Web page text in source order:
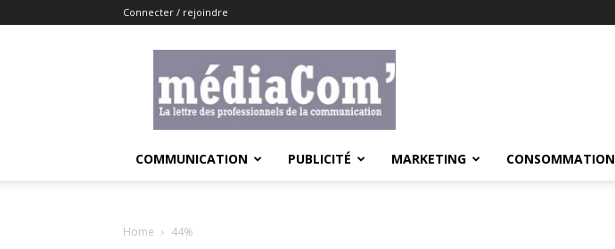
Connecter / rejoindre
COMMUNICATION PUBLICITÉ MARKETING CONSOMMATION
Home 44%